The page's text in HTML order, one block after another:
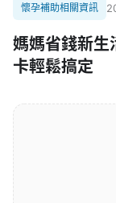
懷孕補助相關資訊
媽媽省錢新生
卡輕鬆搞定